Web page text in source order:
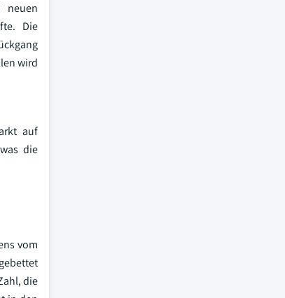
neuen
Die
wird
auf
die
vom
die